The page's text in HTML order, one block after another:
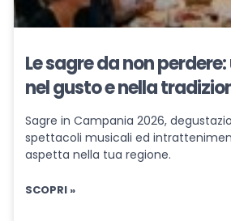
Le sagre da non
nel gusto e nella
Sagre in Campania 2026,
spettacoli musicali ed
aspetta nella tua regione.
SCOPRI »